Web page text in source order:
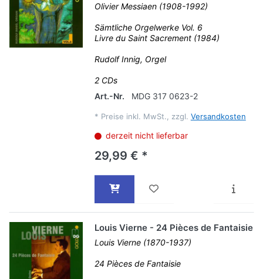
Olivier Messiaen (1908-1992)
Sämtliche Orgelwerke Vol. 6
Livre du Saint Sacrement (1984)
Rudolf Innig, Orgel
2 CDs
Art.-Nr.
MDG 317 0623-2
* Preise inkl. MwSt., zzgl. Versandkosten
derzeit nicht lieferbar
29,99 € *
Louis Vierne - 24 Pièces de Fantaisie
Louis Vierne (1870-1937)
24 Pièces de Fantaisie